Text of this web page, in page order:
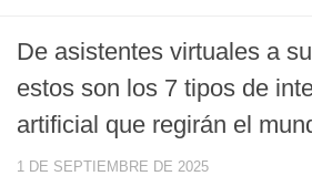
De asistentes virtuales a
estos son los 7 tipos de
artificial que regirán el
1 DE SEPTIEMBRE DE 2025